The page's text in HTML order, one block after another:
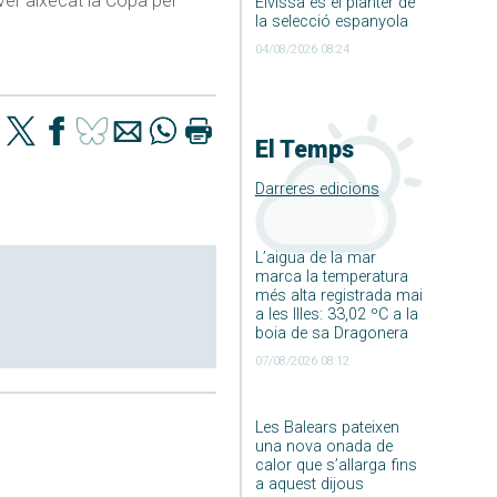
la selecció espanyola
04/08/2026 08:24
El Temps
Darreres edicions
L’aigua de la mar
marca la temperatura
més alta registrada mai
a les Illes: 33,02 ºC a la
boia de sa Dragonera
07/08/2026 08:12
Les Balears pateixen
una nova onada de
calor que s’allarga fins
a aquest dijous